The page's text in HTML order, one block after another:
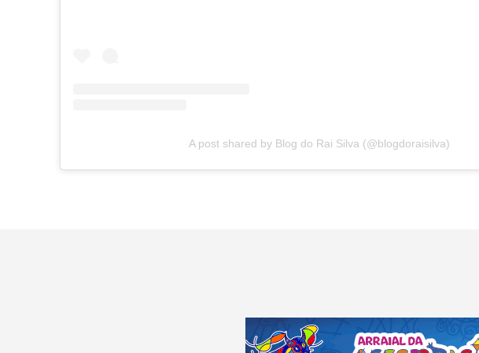
A post shared by Blog do Rai Silva (@blogdoraisilva)